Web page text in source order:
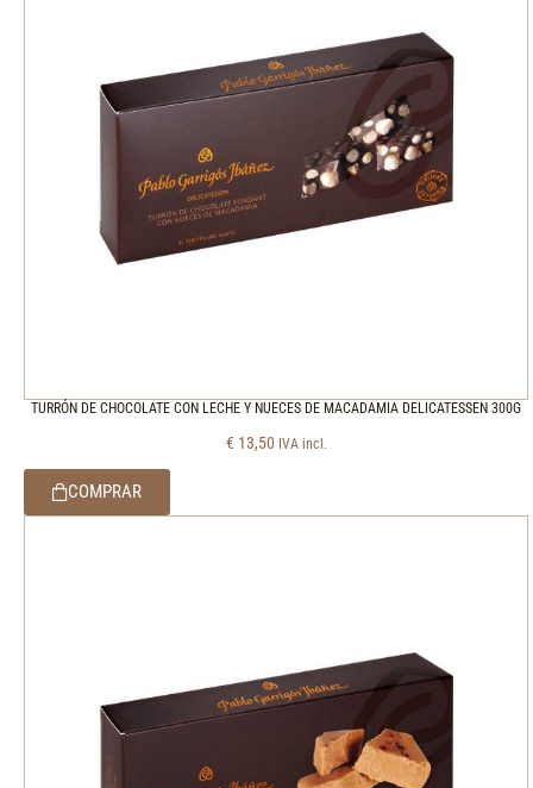
TURRÓN DE CHOCOLATE CON LECHE Y NUECES DE MACADAMIA DELICATESSEN 300G
€ 13,50 IVA incl.
COMPRAR